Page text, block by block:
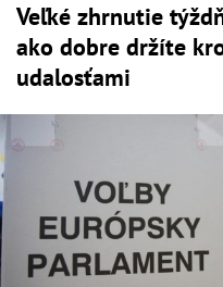
Veľké zhrnutie
ako dobre držíte
udalosťami